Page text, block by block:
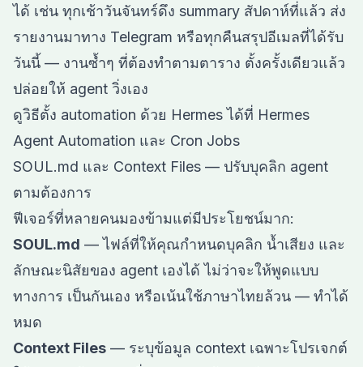
ได้ เช่น ทุกเช้าวันจันทร์ดึง summary สัปดาห์ที่แล้ว ส่ง
รายงานมาทาง Telegram หรือทุกคืนสรุปอีเมลที่ได้รับ
วันนี้ — งานซ้ำๆ ที่ต้องทำตามตาราง ตั้งครั้งเดียวแล้ว
ปล่อยให้ agent วิ่งเอง
ดูวิธีตั้ง automation ด้วย Hermes ได้ที่ Hermes
Agent Automation และ Cron Jobs
SOUL.md และ Context Files — ปรับบุคลิก agent
ตามต้องการ
ฟีเจอร์ที่หลายคนมองข้ามแต่มีประโยชน์มาก:
SOUL.md — ไฟล์ที่ให้คุณกำหนดบุคลิก น้ำเสียง และ
ลักษณะนิสัยของ agent เองได้ ไม่ว่าจะให้พูดแบบ
ทางการ เป็นกันเอง หรือเน้นใช้ภาษาไทยล้วน — ทำได้
หมด
Context Files — ระบุข้อมูล context เฉพาะโปรเจกต์